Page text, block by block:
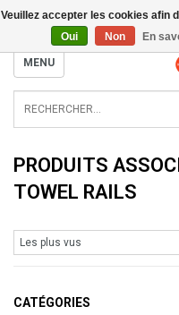
MENU
PRODUITS
TOWEL RAILS
CATÉGORIES
Veuillez accepter les cookies afin
Oui
Non En